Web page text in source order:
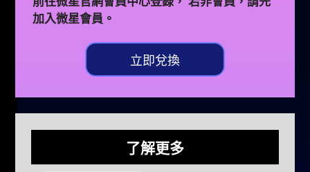
加入微星會員。
立即兌換
了解更多